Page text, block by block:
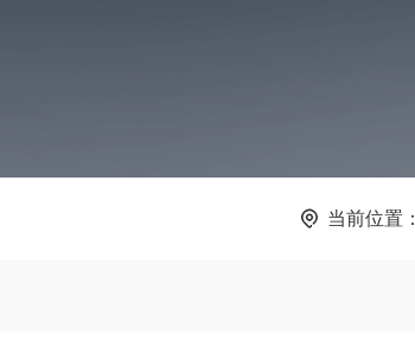
当前位置：